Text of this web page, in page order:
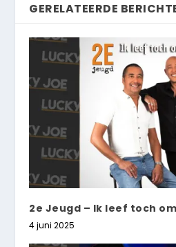
GERELATEERDE
2e Jeugd – Ik leef toch
4 juni 2025